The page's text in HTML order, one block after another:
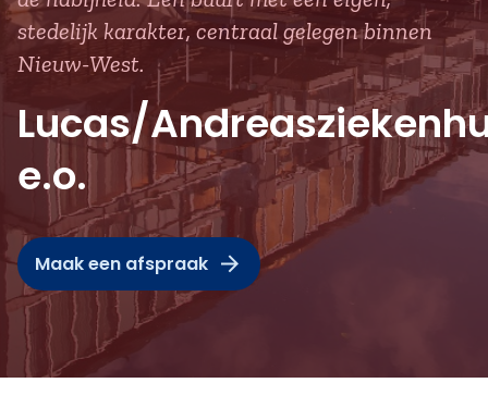
stedelijk karakter, centraal gelegen binnen
Nieuw-West.
Lucas/
e.o.
Maak een afspraak